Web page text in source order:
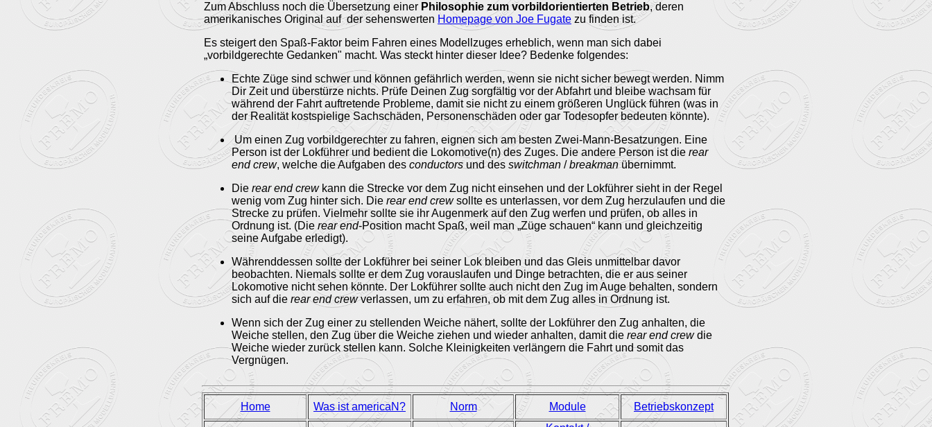
Zum Abschluss noch die Übersetzung einer Philosophie zum vorbildorientierten Betrieb, deren
amerikanisches Original auf der sehenswerten Homepage von Joe Fugate zu finden ist.
Es steigert den Spaß-Faktor beim Fahren eines Modellzuges erheblich, wenn man sich dabei
„vorbildgerechte Gedanken" macht. Was steckt hinter dieser Idee? Bedenke folgendes:
Echte Züge sind schwer und können gefährlich werden, wenn sie nicht sicher bewegt werden. Nimm
Dir Zeit und überstürze nichts. Prüfe Deinen Zug sorgfältig vor der Abfahrt und bleibe wachsam für
während der Fahrt auftretende Probleme, damit sie nicht zu einem größeren Unglück führen (was in
der Realität kostspielige Sachschäden, Personenschäden oder gar Todesopfer bedeuten könnte).
Um einen Zug vorbildgerechter zu fahren, eignen sich am besten Zwei-Mann-Besatzungen. Eine
Person ist der Lokführer und bedient die Lokomotive(n) des Zuges. Die andere Person ist die rear
end crew, welche die Aufgaben des conductorsund des switchman /breakmanübernimmt.
Die rear end crewkann die Strecke vor dem Zug nicht einsehen und der Lokführer sieht in der Regel
wenig vom Zug hinter sich. Die rear end crewsollte es unterlassen, vor dem Zug herzulaufen und die
Strecke zu prüfen. Vielmehr sollte sie ihr Augenmerk auf den Zug werfen und prüfen, ob alles in
Ordnung ist. (Die rear end-Position macht Spaß, weil man „Züge schauen“ kann und gleichzeitig
seine Aufgabe erledigt).
Währenddessen sollte der Lokführer bei seiner Lok bleiben und das Gleis unmittelbar davor
beobachten. Niemals sollte er dem Zug vorauslaufen und Dinge betrachten, die er aus seiner
Lokomotive nicht sehen könnte. Der Lokführer sollte auch nicht den Zug im Auge behalten, sondern
sich auf die rear end crewverlassen, um zu erfahren, ob mit dem Zug alles in Ordnung ist.
Wenn sich der Zug einer zu stellenden Weiche nähert, sollte der Lokführer den Zug anhalten, die
Weiche stellen, den Zug über die Weiche ziehen und wieder anhalten, damit die rear end crewdie
Weiche wieder zurück stellen kann. Solche Kleinigkeiten verlängern die Fahrt und somit das
Vergnügen.
Home Was ist americaN? Norm Module
Betriebskonzept